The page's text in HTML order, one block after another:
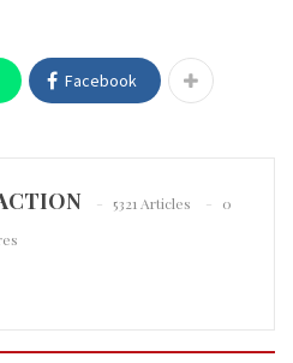
Facebook
5321 Articles
0